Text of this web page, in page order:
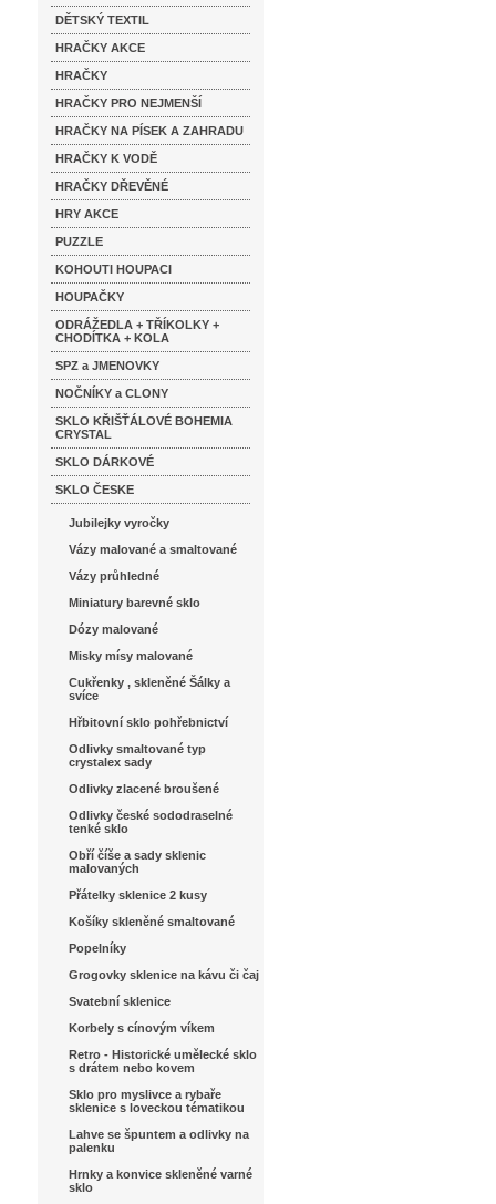
DĚTSKÝ TEXTIL
HRAČKY AKCE
HRAČKY
HRAČKY PRO NEJMENŠÍ
HRAČKY NA PÍSEK A ZAHRADU
HRAČKY K VODĚ
HRAČKY DŘEVĚNÉ
HRY AKCE
PUZZLE
KOHOUTI HOUPACI
HOUPAČKY
ODRÁŽEDLA + TŘÍKOLKY +
CHODÍTKA + KOLA
SPZ a JMENOVKY
NOČNÍKY a CLONY
SKLO KŘIŠŤÁLOVÉ BOHEMIA
CRYSTAL
SKLO DÁRKOVÉ
SKLO ČESKE
Jubilejky vyročky
Vázy malované a smaltované
Vázy průhledné
Miniatury barevné sklo
Dózy malované
Misky mísy malované
Cukřenky , skleněné Šálky a
svíce
Hřbitovní sklo pohřebnictví
Odlivky smaltované typ
crystalex sady
Odlivky zlacené broušené
Odlivky české sododraselné
tenké sklo
Obří číše a sady sklenic
malovaných
Přátelky sklenice 2 kusy
Košíky skleněné smaltované
Popelníky
Grogovky sklenice na kávu či čaj
Svatební sklenice
Korbely s cínovým víkem
Retro - Historické umělecké sklo
s drátem nebo kovem
Sklo pro myslivce a rybaře
sklenice s loveckou tématikou
Lahve se špuntem a odlivky na
palenku
Hrnky a konvice skleněné varné
sklo